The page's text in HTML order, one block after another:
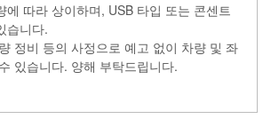
에 따라 상이하며, USB 타입 또는 콘센트
습니다.
정비 등의 사정으로 예고 없이 차량 및 좌
있습니다. 양해 부탁드립니다.